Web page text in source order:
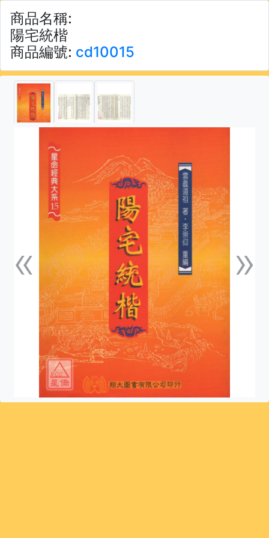
商品名稱:
陽宅統楷
商品編號: cd10015
«上一張 »下一